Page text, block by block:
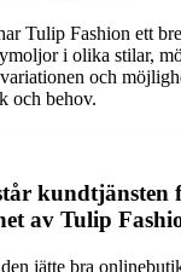
Tulip Fashion ett
i olika stilar,
och
och behov.
kundtjänsten
av Tulip
jätte bra